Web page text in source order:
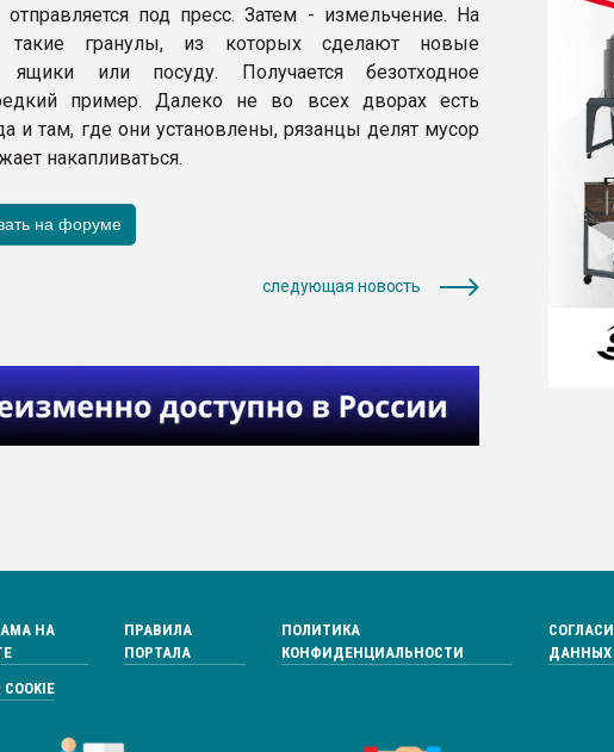
отправляется под пресс. Затем - измельчение. На
такие гранулы, из которых сделают новые
ящики или посуду. Получается безотходное
пример. Далеко не во всех дворах есть
и там, где они установлены, рязанцы делят мусор
накапливаться.
следующая новость
НА
ПРАВИЛА
ПОРТАЛА
ПОЛИТИКА
КОНФИДЕНЦИАЛЬНОСТИ
ДАННЫХ